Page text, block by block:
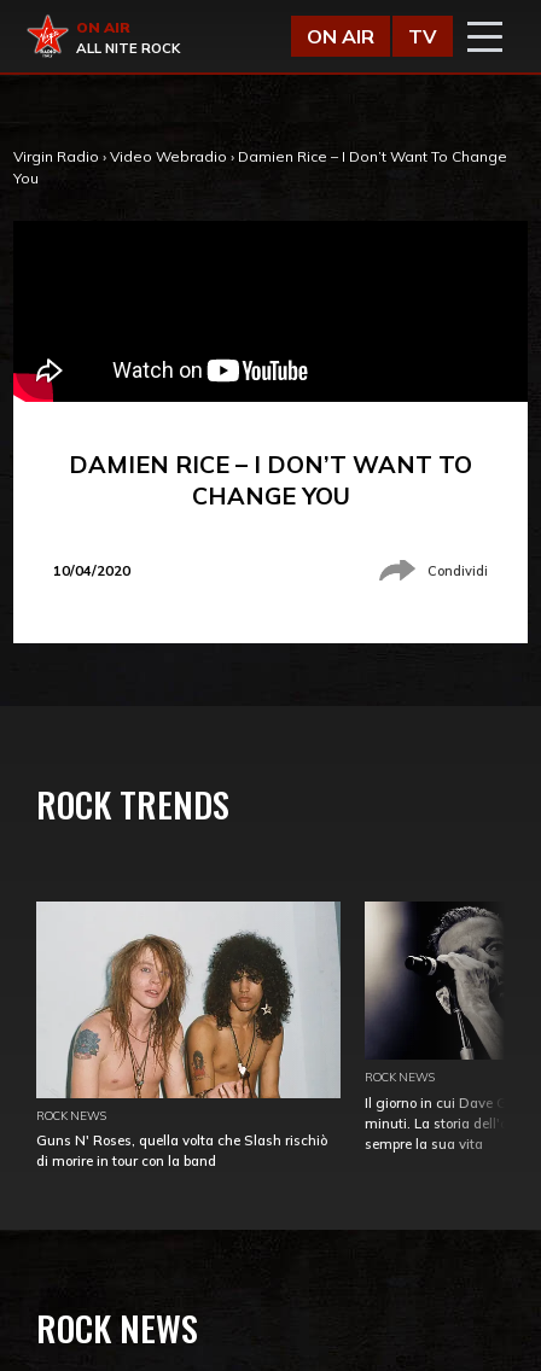
Virgin Radio
ON AIR
ALL NITE ROCK
ON AIR TV
Virgin Radio › Video Webradio › Damien Rice – I Don’t Want To Change
You
DAMIEN RICE – I DON’T WANT TO
CHANGE YOU
10/04/2020 Condividi
ROCK TRENDS
ROCK NEWS
Guns N' Roses, quella volta che Slash rischiò
di morire in tour con la band
ROCK NEWS
Il giorno in cui Dave
minuti. La storia
sempre la sua vita
ROCK NEWS